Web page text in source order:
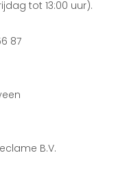
tot 13:00 uur).
87
B.V.